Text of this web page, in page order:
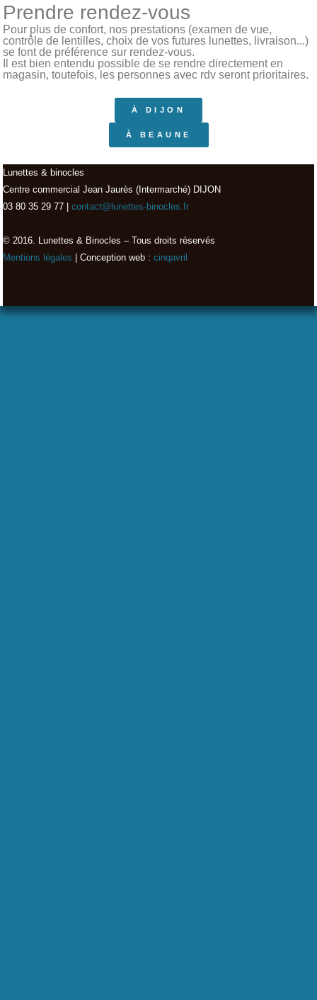
Prendre rendez-vous
Pour plus de confort, nos prestations (examen de vue,
contrôle de lentilles, choix de vos futures lunettes, livraison...)
se font de préférence sur rendez-vous.
Il est bien entendu possible de se rendre directement en
magasin, toutefois, les personnes avec rdv seront prioritaires.
À DIJON
À BEAUNE
Lunettes & binocles
Centre commercial Jean Jaurès (Intermarché) DIJON
03 80 35 29 77 | contact@lunettes-binocles.fr
© 2016. Lunettes & Binocles – Tous droits réservés​
Mentions légales | Conception web : cinqavril